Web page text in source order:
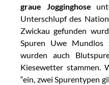
graue Jogginghose
Unterschlupf des
Zwickau gefunden
Spuren Uwe Mundlos
wurden auch
Kiesewetter stammen.
“ein, zwei Spurentypen